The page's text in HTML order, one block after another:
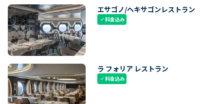
エサゴノ/ヘキサゴンレストラン
check料金込み
ラ フォリア レストラン
check料金込み